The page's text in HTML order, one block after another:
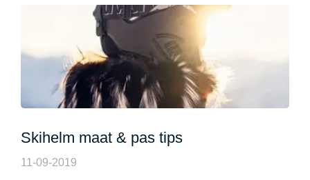
Skihelm maat & pas tips
11-09-2019